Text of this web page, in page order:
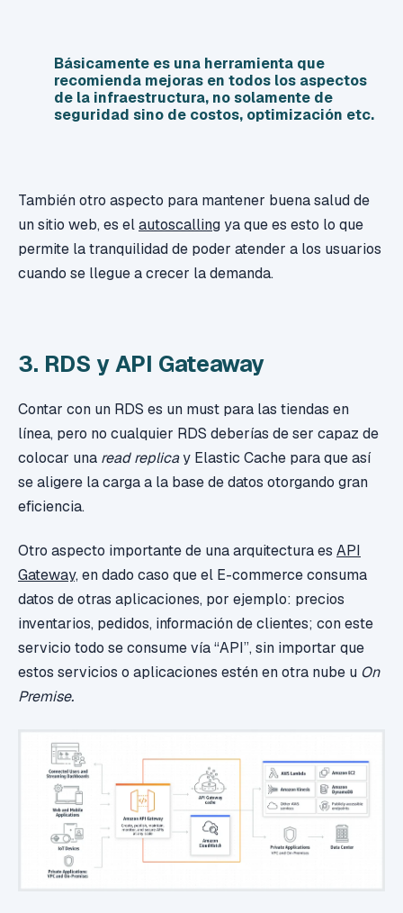
Básicamente es una herramienta que
recomienda mejoras en todos los aspectos
de la infraestructura, no solamente de
seguridad sino de costos, optimización etc.
También otro aspecto para mantener buena salud de
un sitio web, es elautoscallingya que es esto lo que
permite la tranquilidad de poder atender a los usuarios
cuando se llegue a crecer la demanda.
3. RDS y API Gateaway
Contar con un RDS es un must para las tiendas en
línea, pero no cualquier RDS deberías de ser capaz de
colocar una read replicay Elastic Cache para que así
se aligere la carga a la base de datos otorgando gran
eficiencia.
Otro aspecto importante de una arquitectura es API
Gateway, en dado caso que el E-commerce consuma
datos de otras aplicaciones, por ejemplo: precios
inventarios, pedidos, información de clientes; con este
servicio todo se consume vía “API”, sin importar que
estos servicios o aplicaciones estén en otra nube u On
Premise.